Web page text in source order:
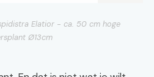
Elatior - ca. 50 cm hoge
Ø13cm